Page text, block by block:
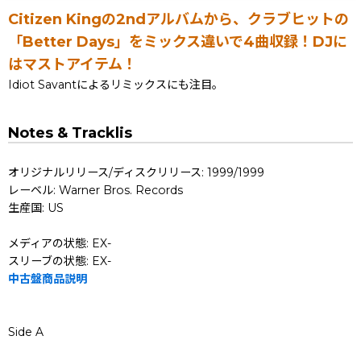
Citizen Kingの2ndアルバムから、クラブヒットの
「Better Days」をミックス違いで4曲収録！DJに
はマストアイテム！
Idiot Savantによるリミックスにも注目。
Notes & Tracklis
オリジナルリリース/ディスクリリース: 1999/1999
レーベル: Warner Bros. Records
生産国: US
メディアの状態: EX-
スリーブの状態: EX-
中古盤商品説明
Side A